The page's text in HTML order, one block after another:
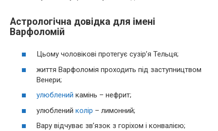
Астрологічна довідка для імені
Варфоломій
Цьому чоловікові протегує сузір’я Тельця;
життя Варфоломія проходить під заступництвом
Венери;
улюблений камінь – нефрит;
улюблений колір – лимонний;
Вару відчуває зв’язок з горіхом і конвалією;